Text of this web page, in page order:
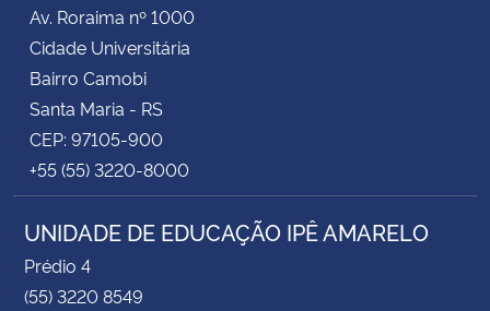
Av. Roraima nº 1000
Cidade Universitária
Bairro Camobi
Santa Maria - RS
CEP: 97105-900
+55 (55) 3220-8000
UNIDADE DE EDUCAÇÃO IPÊ AMARELO
Prédio 4
(55) 3220 8549